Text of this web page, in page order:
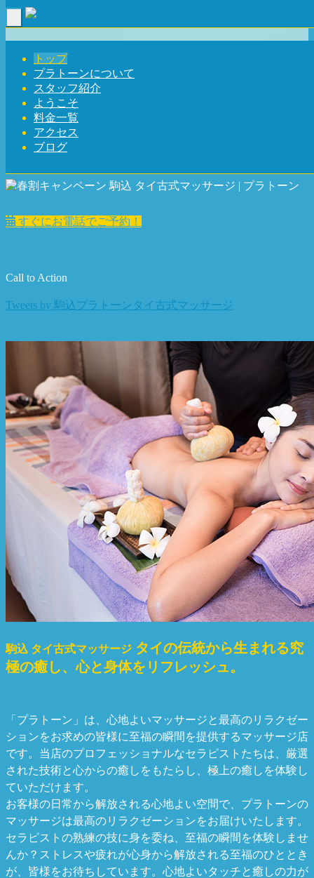
トップ
プラトーンについて
スタッフ紹介
ようこそ
料金一覧
アクセス
ブログ
駒込 タイ古式マッサージ | プラトーン
タイの伝統から生まれる究極の癒し、心と身体をリフ
すぐにお電話でご予約！
Call to Action
Tweets by 駒込プラトーンタイ古式マッサージ
駒込 タイ古式マッサージ タイの伝統から生まれる究
極の癒し、心と身体をリフレッシュ。
「プラトーン」は、心地よいマッサージと最高のリラクゼー
ションをお求めの皆様に至福の瞬間を提供するマッサージ店
です。当店のプロフェッショナルなセラピストたちは、厳選
された技術と心からの癒しをもたらし、極上の癒しを体験し
ていただけます。
お客様の日常から解放される心地よい空間で、プラトーンの
マッサージは最高のリラクゼーションをお届けいたします。
セラピストの熟練の技に身を委ね、至福の瞬間を体験しませ
んか？ストレスや疲れが心身から解放される至福のひととき
が、皆様をお待ちしています。心地よいタッチと癒しの力が